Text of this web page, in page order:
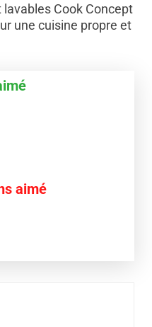
Cook Concept
une cuisine propre et
aimé